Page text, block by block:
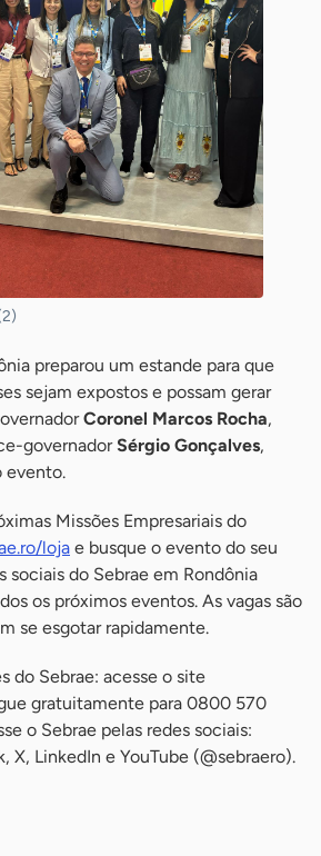
preparou um estande para que
sejam expostos e possam gerar
Coronel Marcos Rocha,
governadorSérgio Gonçalves,
evento.
Missões Empresariais do
loja e busque o evento do seu
sociais do Sebrae em Rondônia
os próximos eventos. As vagas são
se esgotar rapidamente.
do Sebrae: acesse o site
gratuitamente para 0800 570
o Sebrae pelas redes sociais:
X, LinkedIn e YouTube (@sebraero).